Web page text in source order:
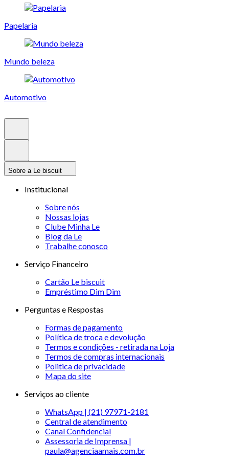
Papelaria
Mundo beleza
Automotivo
Sobre a Le biscuit
Institucional
Sobre nós
Nossas lojas
Clube Minha Le
Blog da Le
Trabalhe conosco
Serviço Financeiro
Cartão Le biscuit
Empréstimo Dim Dim
Perguntas e Respostas
Formas de pagamento
Política de troca e devolução
Termos e condições - retirada na Loja
Termos de compras internacionais
Politica de privacidade
Mapa do site
Serviços ao cliente
WhatsApp | (21) 97971-2181
Central de atendimento
Canal Confidencial
Assessoria de Imprensa |
paula@agenciaamais.com.br